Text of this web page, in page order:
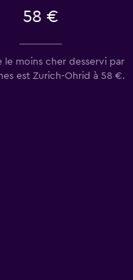
58 €
le moins cher desservi par
est Zurich-Ohrid à 58 €.